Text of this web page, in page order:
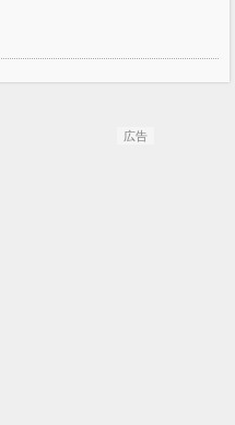
広告